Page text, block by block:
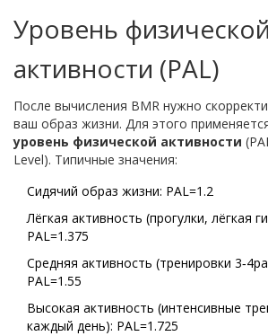
Уровень физической
активности (PAL)
После вычисления BMR нужно
ваш образ жизни. Для этого
уровень физической активности (
Level). Типичные значения:
Сидячий образ жизни: PAL=1.2
Лёгкая активность (прогулки, лёгкая
PAL=1.375
Средняя активность (тренировки
PAL=1.55
Высокая активность (интенсивные
каждый день): PAL=1.725